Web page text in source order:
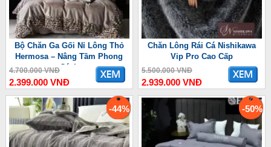
Bộ Chăn Ga Gối Nỉ Lông Thỏ
Hermosa – Nâng Tầm Phong
Cách
4.700.000 VNĐ
2.399.000 VNĐ
Chăn Lông Rái Cá Nishikawa
Vip Pro Cao Cấp
5.500.000 VNĐ
2.939.000 VNĐ
-44% -50%